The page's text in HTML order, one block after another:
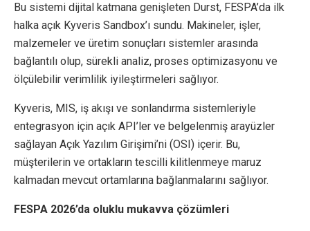
Bu sistemi dijital katmana genişleten Durst, FESPA’da ilk
halka açık Kyveris Sandbox’ı sundu. Makineler, işler,
malzemeler ve üretim sonuçları sistemler arasında
bağlantılı olup, sürekli analiz, proses optimizasyonu ve
ölçülebilir verimlilik iyileştirmeleri sağlıyor.
Kyveris, MIS, iş akışı ve sonlandırma sistemleriyle
entegrasyon için açık API’ler ve belgelenmiş arayüzler
sağlayan Açık Yazılım Girişimi’ni (OSI) içerir. Bu,
müşterilerin ve ortakların tescilli kilitlenmeye maruz
kalmadan mevcut ortamlarına bağlanmalarını sağlıyor.
FESPA 2026’da oluklu mukavva çözümleri